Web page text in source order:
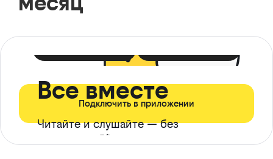
Все вместе
Читайте и слушайте — без
ограничений*
Подключить в приложении